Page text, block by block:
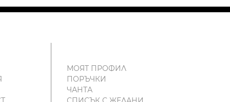
МОЯТ ПРОФИЛ
ПОРЪЧКИ
ЧАНТА